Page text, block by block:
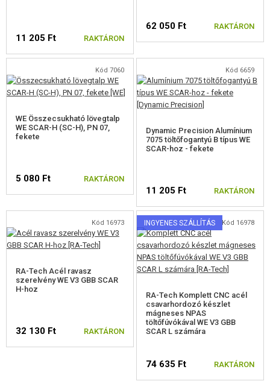
WE M4/M16, HK416 ALKATRÉSZEK
AK ALKATRÉSZEK
A KAC PDW-HEZ
AIMTOP SVD ALKATRÉSZEK
GBB HOP-UP GUMI
EGYÉB ALKATRÉSZEK GBB-HEZ
HPA
FEGYVER JAVÍTÁS ÉS KARBANTARTÁS
ÖNVÉDELMI FELSZERELÉSEK, KÉPZÉS, KÉSEK
11 205 Ft RAKTÁRON
62 050 Ft RAKTÁRON
Kód 7060
WE Összecsukható lövegtalp
WE SCAR-H (SC-H), PN 07,
fekete
5 080 Ft RAKTÁRON
Kód 6659
Dynamic Precision Alumínium
7075 töltőfogantyú B típus WE
SCAR-hoz - fekete
11 205 Ft RAKTÁRON
Kód 16973
RA-Tech Acél ravasz
szerelvény WE V3 GBB SCAR
H-hoz
32 130 Ft RAKTÁRON
INGYENES SZÁLLÍTÁS Kód 16978
RA-Tech Komplett CNC acél
csavarhordozó készlet
mágneses NPAS
töltőfúvókával WE V3 GBB
SCAR L számára
74 635 Ft RAKTÁRON